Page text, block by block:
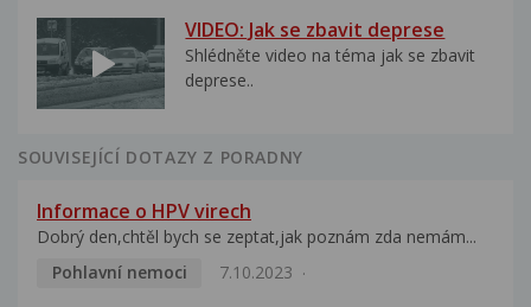
VIDEO: Jak se zbavit deprese
Shlédněte video na téma jak se zbavit
deprese..
SOUVISEJÍCÍ DOTAZY Z PORADNY
Informace o HPV virech
Dobrý den,chtěl bych se zeptat,jak poznám zda nemám...
Pohlavní nemoci
7.10.2023